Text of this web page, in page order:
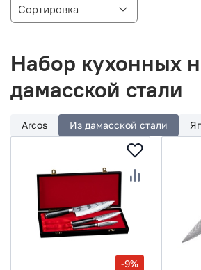
Набор кухонных
дамасской стали
Arcos Из дамасской стали
-9%